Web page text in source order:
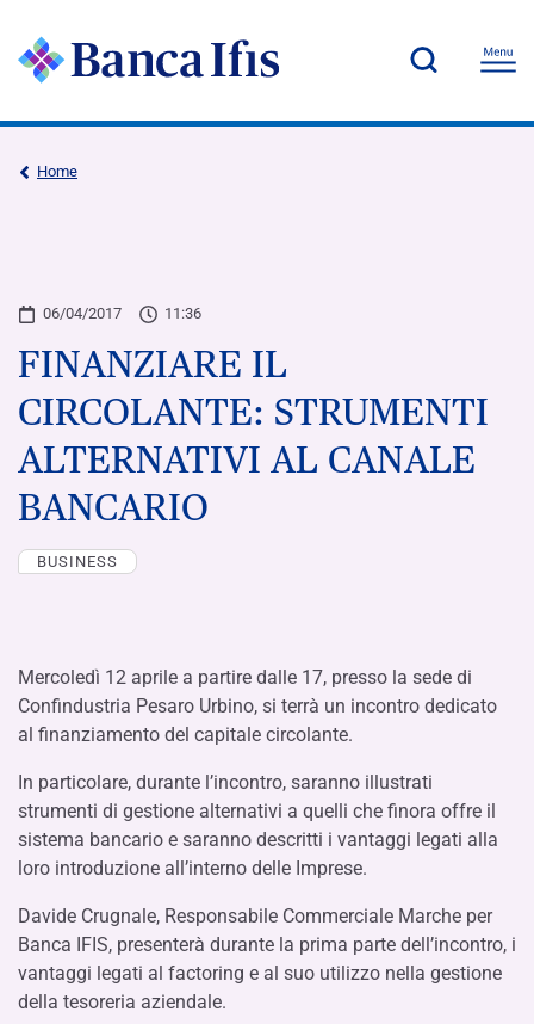
Home
06/04/2017 11:36
FINANZIARE IL
CIRCOLANTE: STRUMENTI
ALTERNATIVI AL CANALE
BANCARIO
BUSINESS
Mercoledì 12 aprile a partire dalle 17, presso la sede di
Confindustria Pesaro Urbino, si terrà un incontro dedicato
al finanziamento del capitale circolante.
In particolare, durante l’incontro, saranno illustrati
strumenti di gestione alternativi a quelli che finora offre il
sistema bancario e saranno descritti i vantaggi legati alla
loro introduzione all’interno delle Imprese.
Davide Crugnale, Responsabile Commerciale Marche per
Banca IFIS, presenterà durante la prima parte dell’incontro, i
vantaggi legati al factoring e al suo utilizzo nella gestione
della tesoreria aziendale.